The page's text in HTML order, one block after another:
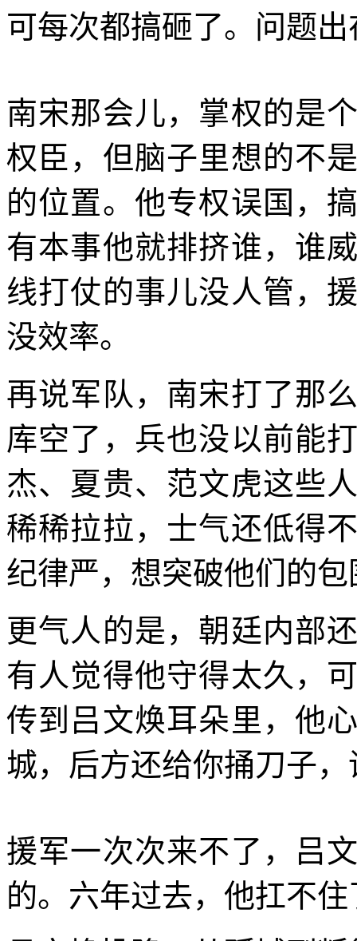
可每次都搞砸了。问题
南宋那会儿，掌权的是
权臣，但脑子里想的不
的位置。他专权误国，
有本事他就排挤谁，谁
线打仗的事儿没人管，
没效率。
再说军队，南宋打了那
库空了，兵也没以前能
杰、夏贵、范文虎这些
稀稀拉拉，士气还低得
纪律严，想突破他们的
更气人的是，朝廷内部
有人觉得他守得太久，
传到吕文焕耳朵里，他
城，后方还给你捅刀子
援军一次次来不了，吕
的。六年过去，他扛不住